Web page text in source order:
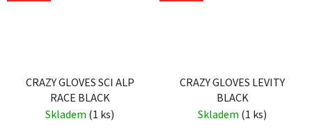
CRAZY GLOVES SCI ALP
RACE BLACK
Skladem (1 ks)
CRAZY GLOVES LEVITY
BLACK
Skladem (1 ks)